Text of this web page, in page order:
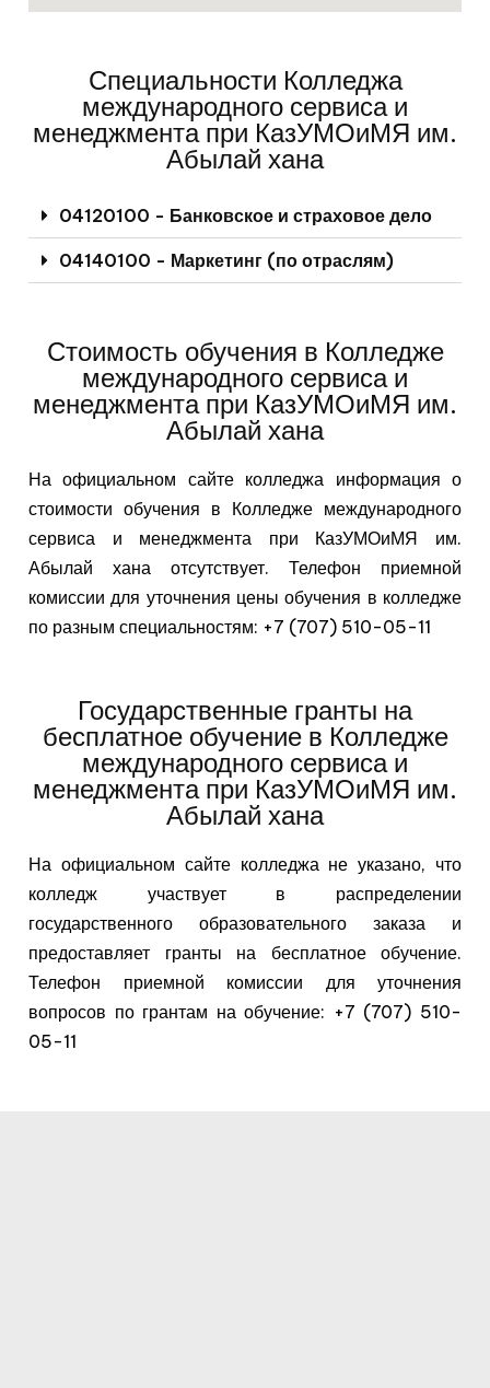
Специальности Колледжа
международного сервиса и
менеджмента при КазУМОиМЯ им.
Абылай хана
04120100 - Банковское и страховое дело
04140100 - Маркетинг (по отраслям)
Стоимость обучения в Колледже
международного сервиса и
менеджмента при КазУМОиМЯ им.
Абылай хана
На официальном сайте колледжа информация о
стоимости обучения в Колледже международного
сервиса и менеджмента при КазУМОиМЯ им.
Абылай хана отсутствует. Телефон приемной
комиссии для уточнения цены обучения в колледже
по разным специальностям: +7 (707) 510-05-11
Государственные гранты на
бесплатное обучение в Колледже
международного сервиса и
менеджмента при КазУМОиМЯ им.
Абылай хана
На официальном сайте колледжа не указано, что
колледж участвует в распределении
государственного образовательного заказа и
предоставляет гранты на бесплатное обучение.
Телефон приемной комиссии для уточнения
вопросов по грантам на обучение: +7 (707) 510-
05-11